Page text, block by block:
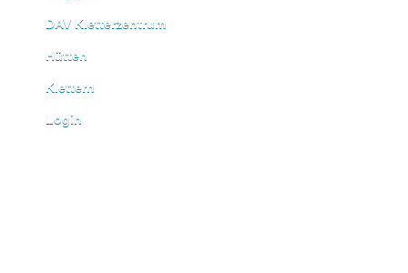
DAV Kletterzentrum
Hütten
Klettern
Login